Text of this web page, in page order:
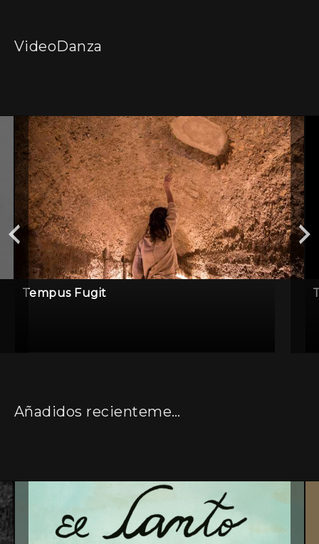
VideoDanza
Tempus Fugit
Añadidos recientemente